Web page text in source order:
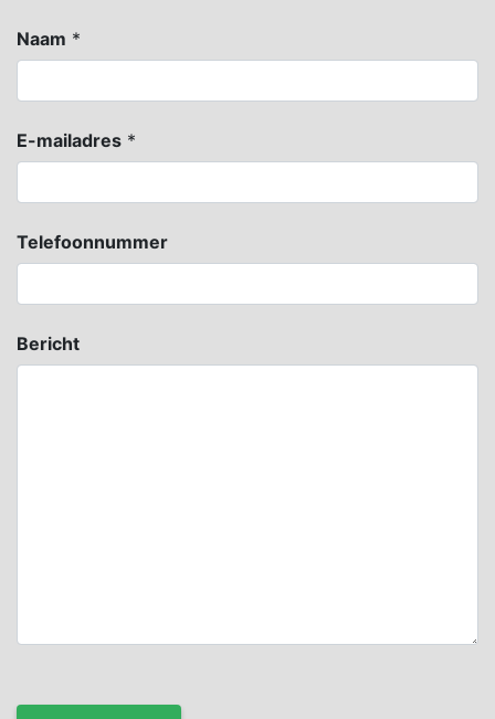
Naam *
E-mailadres *
Telefoonnummer
Bericht